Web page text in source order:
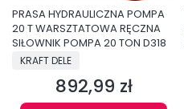
PRASA HYDRAULICZNA POMPA
20 T WARSZTATOWA RĘCZNA
SIŁOWNIK POMPA 20 TON D318
PRODUCENT
KRAFT DELE
Cena
892,99 zł